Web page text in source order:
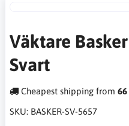
Väktare
Svart
Cheapest shipping from
SKU: BASKER-SV-5657